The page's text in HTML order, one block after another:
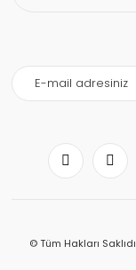
© Tüm Hakları